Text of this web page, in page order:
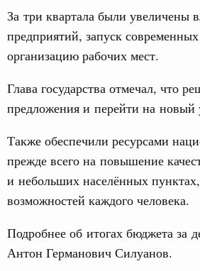
За три квартала были
предприятий, запуск
организацию рабочих мест.
Глава государства отмечал, что
предложения и перейти на новый
Также обеспечили ресурсами
прежде всего на повышение
и небольших населённых
возможностей каждого человека.
Подробнее об итогах бюджета за
Антон Германович Силуанов.
В повестке заседания актуальные задачи
числе совершенствование кооперации в
регулирования и администрирования,
обеспечение продовольственной
экономический союз.
принял участие во
Жапарова с главами
Евразийского
совета
Вчера
вопросы промышленной политики